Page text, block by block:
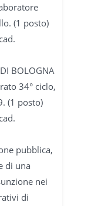
(1 posto)
BOLOGNA
34° ciclo,
(1 posto)
pubblica,
di una
nei
di